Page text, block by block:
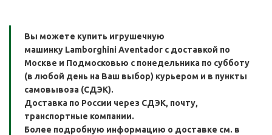
Вы можете купить игрушечную
машинку Lamborghini Aventador с доставкой по
Москве и Подмосковью с понедельника по субботу
(в любой день на Ваш выбор) курьером и в пункты
самовывоза (СДЭК).
Доставка по России через СДЭК, почту,
транспортные компании.
Более подробную информацию о доставке см. в